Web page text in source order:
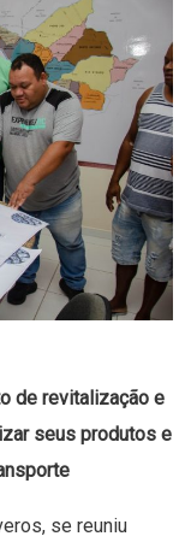
de revitalização e
seus produtos e
se reuniu